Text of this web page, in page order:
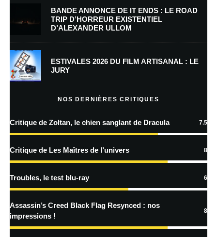
Enregistrer mon nom, mon e-mail et mon site dans le navigateur pour
Prévenez-moi de tous les nouveaux commentaires par e-mail.
Prévenez-moi de tous les nouveaux articles par e-mail.
En savoir
traitées
BANDE ANNONCE DE IT ENDS : LE ROAD
TRIP D’HORREUR EXISTENTIEL
D’ALEXANDER ULLOM
ESTIVALES 2026 DU FILM ARTISANAL : LE
JURY
NOS DERNIÈRES CRITIQUES
Critique de Zoltan, le chien sanglant de Dracula 7.5
Critique de Les Maîtres de l’univers 8
Troubles, le test blu-ray 6
Assassin’s Creed Black Flag Resynced : nos
impressions !
8